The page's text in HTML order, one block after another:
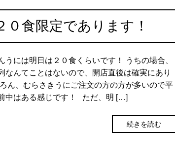
０食限定であります！
うには明日は２０食くらいです！ うちの場合、
なんてことはないので、開店直後は確実にあり
ん、むらさきうにご注文の方の方が多いので平
中はある感じです！ ただ、明 […]
続きを読む